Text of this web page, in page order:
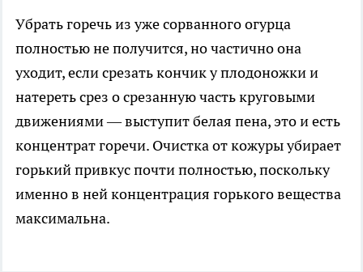
Убрать горечь из уже сорванного огурца
полностью не получится, но частично она
уходит, если срезать кончик у плодоножки и
натереть срез о срезанную часть круговыми
движениями — выступит белая пена, это и есть
концентрат горечи. Очистка от кожуры убирает
горький привкус почти полностью, поскольку
именно в ней концентрация горького вещества
максимальна.